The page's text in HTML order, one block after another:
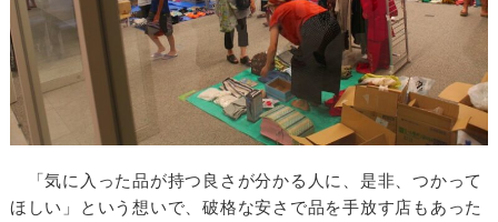
「気に入った品が持つ良さが分かる人に、是非、つかって
ほしい」という想いで、破格な安さで品を手放す店もあった